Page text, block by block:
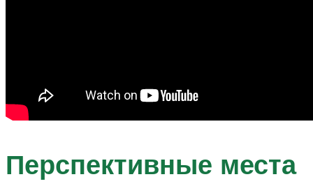
Перспективные места